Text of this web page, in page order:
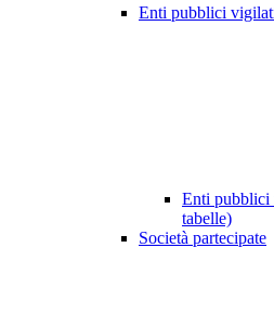
Enti pubblici
Enti pubblici
tabelle)
Società partecipate